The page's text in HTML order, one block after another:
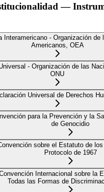
—
Interamericano - Organización de
Americanos, OEA
- Organización de las
ONU
Universal de Derechos
para la Prevención y la
de Genocidio
sobre el Estatuto de
Protocolo de 1967
Internacional sobre la
Todas las Formas de